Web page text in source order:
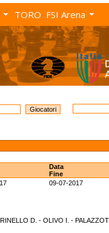
TORO FSI Arena
Data
Fine
09-07-2017
D. - OLIVO I. -